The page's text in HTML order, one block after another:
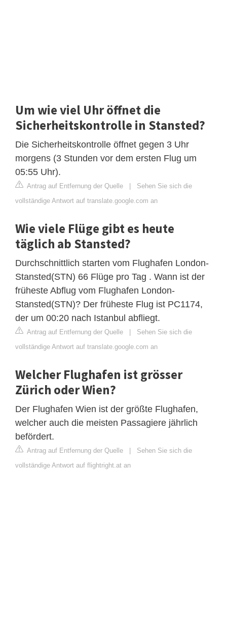
Um wie viel Uhr öffnet die
Sicherheitskontrolle in Stansted?
Die Sicherheitskontrolle öffnet gegen 3 Uhr
morgens (3 Stunden vor dem ersten Flug um
05:55 Uhr).
Antrag auf Entfernung der Quelle | Sehen Sie sich die
vollständige Antwort auf translate.google.com an
Wie viele Flüge gibt es heute
täglich ab Stansted?
Durchschnittlich starten vom Flughafen London-
Stansted(STN) 66 Flüge pro Tag . Wann ist der
früheste Abflug vom Flughafen London-
Stansted(STN)? Der früheste Flug ist PC1174,
der um 00:20 nach Istanbul abfliegt.
Antrag auf Entfernung der Quelle | Sehen Sie sich die
vollständige Antwort auf translate.google.com an
Welcher Flughafen ist grösser
Zürich oder Wien?
Der Flughafen Wien ist der größte Flughafen,
welcher auch die meisten Passagiere jährlich
befördert.
Antrag auf Entfernung der Quelle | Sehen Sie sich die
vollständige Antwort auf flightright.at an